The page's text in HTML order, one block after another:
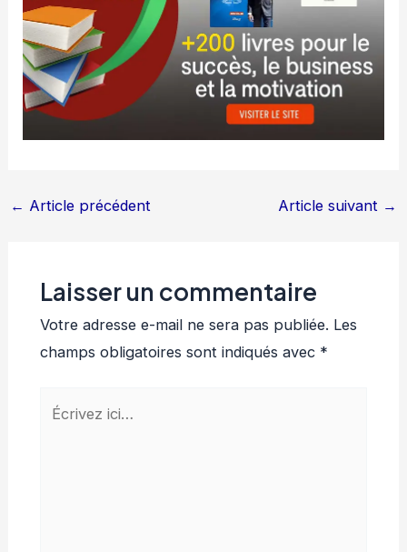
← Article précédent Article suivant →
Laisser un commentaire
Votre adresse e-mail ne sera pas publiée. Les
champs obligatoires sont indiqués avec *
Écrivez